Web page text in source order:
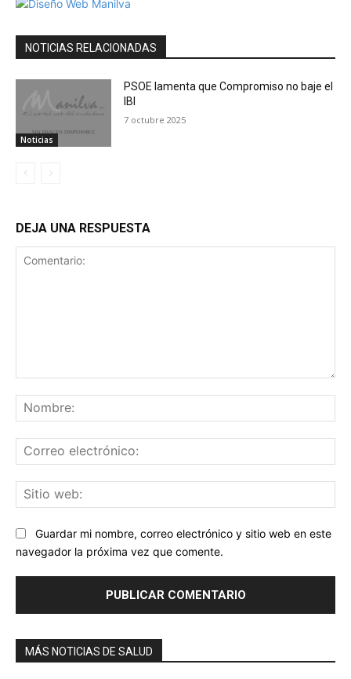
NOTICIAS RELACIONADAS
Noticias
PSOE lamenta que Compromiso no baje el
IBI
7 octubre 2025
DEJA UNA RESPUESTA
Guardar mi nombre, correo electrónico y sitio web en este
navegador la próxima vez que comente.
MÁS NOTICIAS DE SALUD